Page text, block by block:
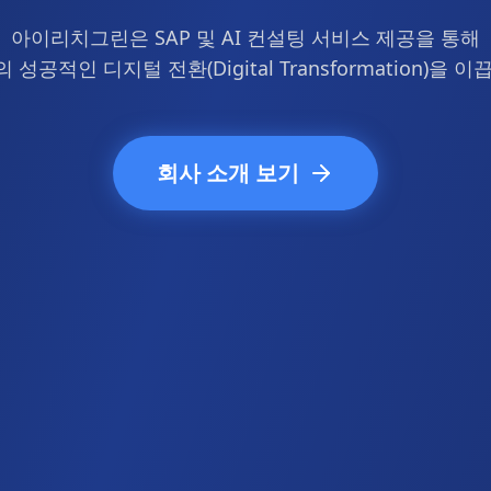
아이리치그린은 SAP 및 AI 컨설팅 서비스 제공을 통해
성공적인 디지털 전환(Digital Transformation)을 이
회사 소개 보기